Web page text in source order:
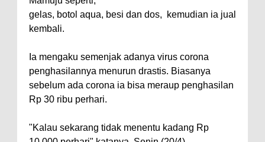
gelas, botol aqua, besi dan dos, kemudian ia jual
kembali.
Ia mengaku semenjak adanya virus corona
penghasilannya menurun drastis. Biasanya
sebelum ada corona ia bisa meraup penghasilan
Rp 30 ribu perhari.
"Kalau sekarang tidak menentu kadang Rp